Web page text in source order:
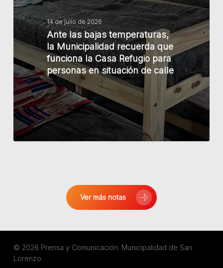
la
Municipalidad
recuerda
funciona
la
Casa
Refugio
para
personas
14 de julio de 2026
Ante las bajas temperaturas,
la Municipalidad recuerda que
funciona la Casa Refugio para
personas en situación de calle
Ver más notas
© 2026 Prensa y Comunicación. Municipalidad de San
Lorenzo.